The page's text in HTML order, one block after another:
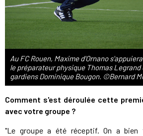
Au FC Rouen, Maxime d'Ornano
le préparateur physique Thomas Legrand
gardiens Dominique Bougon. ©Bernard
Comment s'est déroulée cette
avec votre groupe ?
"Le groupe a été réceptif. On a bien